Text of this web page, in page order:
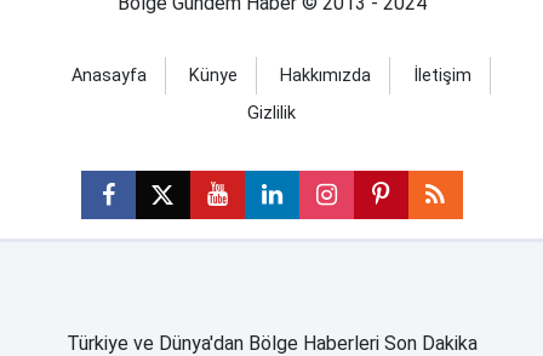
Anasayfa Künye Hakkımızda
İletişim
Gizlilik
Türkiye ve Dünya'dan Bölge Haberleri Son Dakika